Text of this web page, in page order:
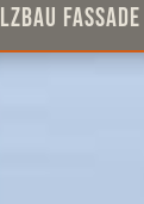
Fassade